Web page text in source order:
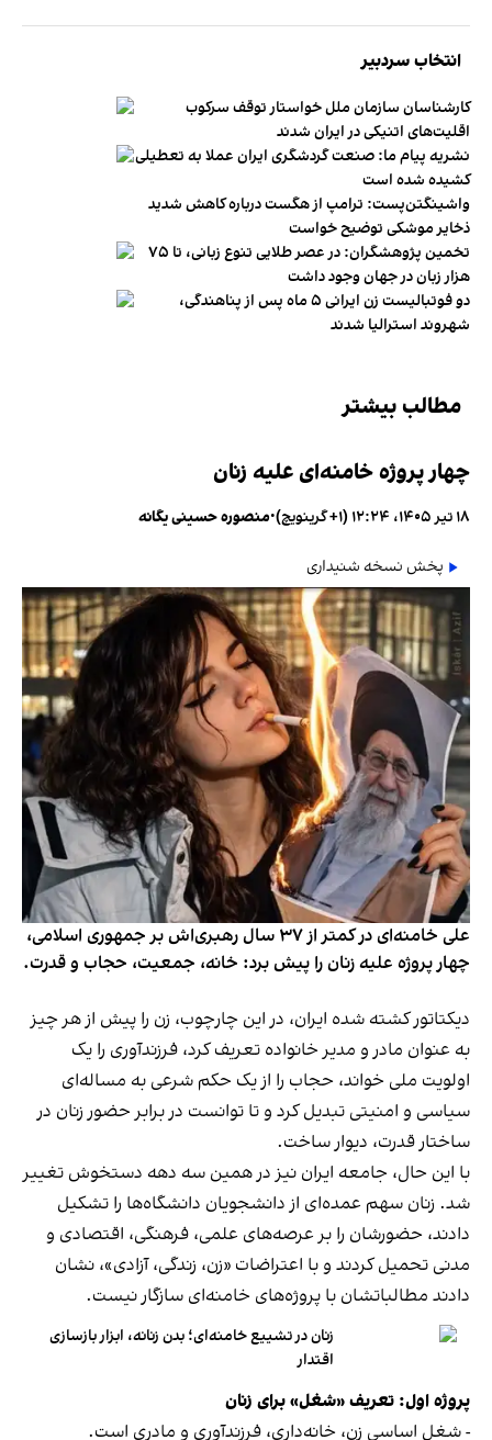
انتخاب سردبیر
کارشناسان سازمان ملل خواستار توقف سرکوب
اقلیت‌های اتنیکی در ایران شدند
نشریه پیام ما: صنعت گردشگری ایران عملا به تعطیلی
کشیده شده است
واشینگتن‌پست: ترامپ از هگست درباره کاهش شدید
ذخایر موشکی توضیح خواست
تخمین پژوهشگران: در عصر طلایی تنوع زبانی، تا ۷۵
هزار زبان در جهان وجود داشت
دو فوتبالیست زن ایرانی ۵ ماه پس از پناهندگی،
شهروند استرالیا شدند
مطالب بیشتر
چهار پروژه‌ خامنه‌ای علیه زنان
۱۸ تیر ۱۴۰۵، ۱۲:۲۴ (‎+۱ گرینویچ) •منصوره حسینی یگانه
پخش نسخه شنیداری
علی خامنه‌ای در کمتر از ۳۷ سال رهبری‌اش بر جمهوری اسلامی،
چهار پروژه علیه زنان را پیش برد: خانه، جمعیت، حجاب و قدرت.
دیکتاتور کشته شده ایران، در این چارچوب، زن را پیش از هر چیز
به عنوان مادر و مدیر خانواده تعریف کرد، فرزندآوری را یک
اولویت ملی خواند، حجاب را از یک حکم شرعی به مساله‌ای
سیاسی و امنیتی تبدیل کرد و تا توانست در برابر حضور زنان در
ساختار قدرت، دیوار ساخت.
با این حال، جامعه ایران نیز در همین سه دهه دستخوش تغییر
شد. زنان سهم عمده‌ای از دانشجویان دانشگاه‌ها را تشکیل
دادند، حضورشان را بر عرصه‌های علمی، فرهنگی، اقتصادی و
مدنی تحمیل کردند و با اعتراضات «زن، زندگی، آزادی»، نشان
دادند مطالباتشان با پروژه‌های خامنه‌ای سازگار نیست.
زنان در تشییع خامنه‌ای؛ بدن زنانه، ابزار بازسازی
اقتدار
پروژه اول: تعریف «شغل» برای زنان
- شغل اساسی زن، خانه‌داری، فرزندآوری و مادری است.